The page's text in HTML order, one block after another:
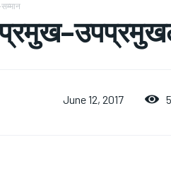
June 12, 2017